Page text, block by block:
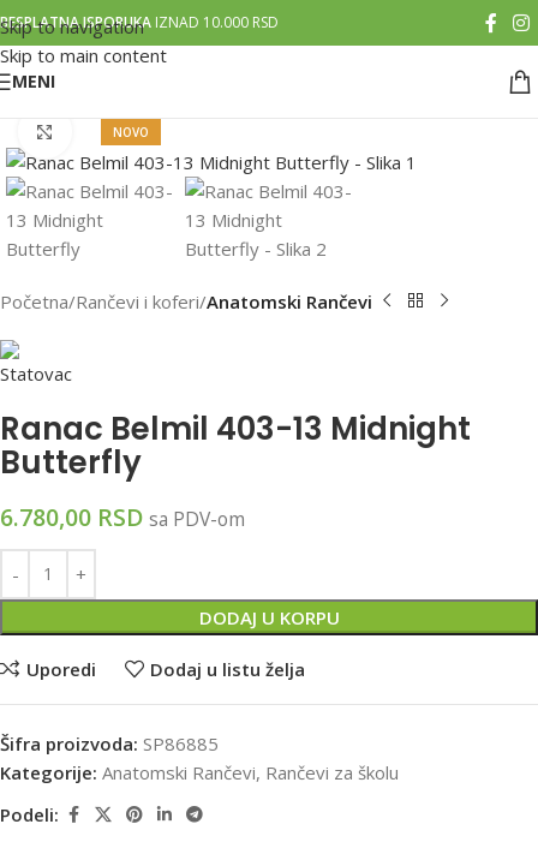
Skip to navigation
Skip to main content
BESPLATNA ISPORUKA IZNAD 10.000 RSD
MENI
NOVO
Klikni za uvećanu sliku
Početna Rančevi i koferi Anatomski Rančevi
Ranac Belmil 403-13 Midnight
Butterfly
6.780,00 RSD sa PDV-om
DODAJ U KORPU
Uporedi Dodaj u listu želja
Šifra proizvoda: SP86885
Kategorije: Anatomski Rančevi, Rančevi za školu
Podeli: